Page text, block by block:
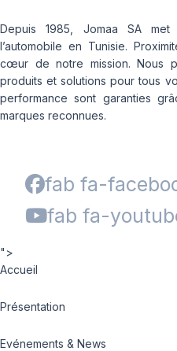
Depuis 1985, Jomaa SA
l’automobile en Tunisie.
cœur de notre mission. Nous
produits et solutions pour tous
performance sont garanties
marques reconnues.
fab fa-
fab fa-
">
Accueil
Présentation
Evénements & News